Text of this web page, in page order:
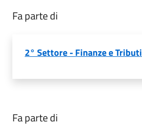
Fa parte di
2° Settore - Finanze e Tributi
Fa parte di